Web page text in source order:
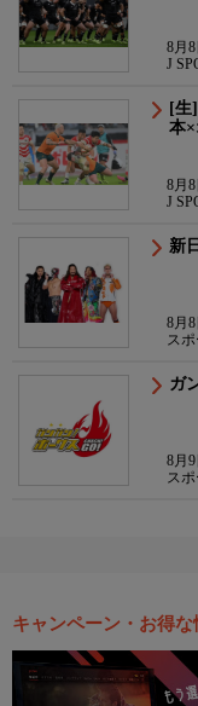
8月
J
[生
本
8月
J
新
8月
ス
ガ
8月
ス
キャンペーン・お得な